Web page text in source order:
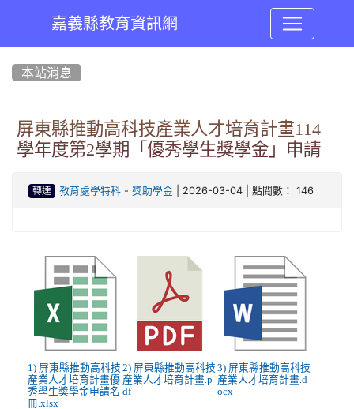
嘉義縣教育資訊網
本站消息
屏東縣推動高科技產業人才培育計畫114
學年度第2學期「優秀學生獎學金」申請
轉達 教育處學特科- 獎助學金| 2026-03-04 | 點閱數： 146
1) 屏東縣推動高科技
產業人才培育計畫優
秀學生獎學金申請名
冊.xlsx
2) 屏東縣推動高科技
產業人才培育計畫.p
df
3) 屏東縣推動高科技
產業人才培育計畫.d
ocx